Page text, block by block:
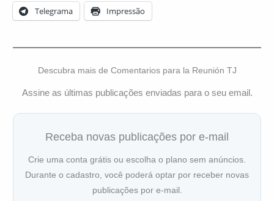
Telegrama Impressão
Descubra mais de Comentarios para la Reunión TJ
Assine as últimas publicações enviadas para o seu email.
Receba novas publicações por e-mail
Crie uma conta grátis ou escolha o plano sem anúncios.
Durante o cadastro, você poderá optar por receber novas
publicações por e-mail.